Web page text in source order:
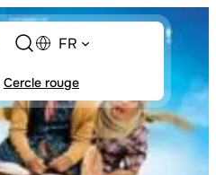
FR
Cercle rouge